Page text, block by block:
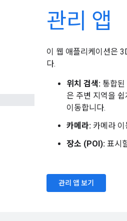
관리 앱
이 웹 애플리케이션은
다.
위치 검색: 통합
은 주변 지역을
이동합니다.
카메라: 카메라
장소 (POI): 표시
관리 앱 보기